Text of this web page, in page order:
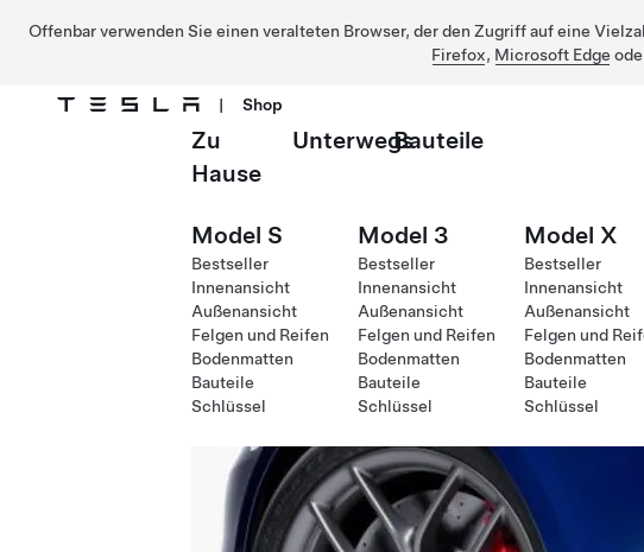
Offenbar verwenden Sie einen veralteten Browser, der den Zugriff auf eine
Firefox, Microsoft Edge
| Shop
Zu
Hause
UnterwegsBauteile
Model S
Bestseller
Innenansicht
Außenansicht
Felgen und Reifen
Bodenmatten
Bauteile
Schlüssel
Model 3
Bestseller
Innenansicht
Außenansicht
Felgen und Reifen
Bodenmatten
Bauteile
Schlüssel
Model X
Bestseller
Innenansicht
Außenansicht
Felgen und
Bodenmatten
Bauteile
Schlüssel